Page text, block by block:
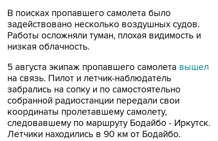
В поисках пропавшего самолета было
задействовано несколько воздушных судов.
Работы осложняли туман, плохая видимость и
низкая облачность.
5 августа экипаж пропавшего самолета вышел
на связь. Пилот и летчик-наблюдатель
забрались на сопку и по самостоятельно
собранной радиостанции передали свои
координаты пролетавшему самолету,
следовавшему по маршруту Бодайбо - Иркутск.
Летчики находились в 90 км от Бодайбо.